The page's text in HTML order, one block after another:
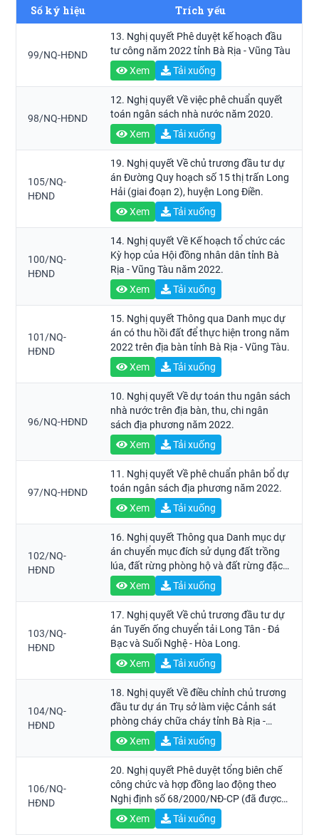
Số ký hiệu Trích yếu
99/NQ-HĐND
13. Nghị quyết Phê duyệt kế hoạch đầu
tư công năm 2022 tỉnh Bà Rịa - Vũng Tàu
Xem
Tải xuống
98/NQ-HĐND
12. Nghị quyết Về việc phê chuẩn quyết
toán ngân sách nhà nước năm 2020.
Xem
Tải xuống
105/NQ-
HĐND
19. Nghị quyết Về chủ trương đầu tư dự
án Đường Quy hoạch số 15 thị trấn Long
Hải (giai đoạn 2), huyện Long Điền.
Xem
Tải xuống
100/NQ-
HĐND
14. Nghị quyết Về Kế hoạch tổ chức các
Kỳ họp của Hội đồng nhân dân tỉnh Bà
Rịa - Vũng Tàu năm 2022.
Xem
Tải xuống
101/NQ-
HĐND
15. Nghị quyết Thông qua Danh mục dự
án có thu hồi đất để thực hiện trong năm
2022 trên địa bàn tỉnh Bà Rịa - Vũng Tàu.
Xem
Tải xuống
96/NQ-HĐND
10. Nghị quyết Về dự toán thu ngân sách
nhà nước trên địa bàn, thu, chi ngân
sách địa phương năm 2022.
Xem
Tải xuống
97/NQ-HĐND
11. Nghị quyết Về phê chuẩn phân bổ dự
toán ngân sách địa phương năm 2022.
Xem
Tải xuống
102/NQ-
HĐND
16. Nghị quyết Thông qua Danh mục dự
án chuyển mục đích sử dụng đất trồng
lúa, đất rừng phòng hộ và đất rừng đặc
dụng để thực hiện năm 2022 trên địa
bàn tỉnh Bà Rịa - Vũng Tàu.
Xem Tải xuống
103/NQ-
HĐND
17. Nghị quyết Về chủ trương đầu tư dự
án Tuyến ống chuyển tải Long Tân - Đá
Bạc và Suối Nghệ - Hòa Long.
Xem
Tải xuống
104/NQ-
HĐND
18. Nghị quyết Về điều chỉnh chủ trương
đầu tư dự án Trụ sở làm việc Cảnh sát
phòng cháy chữa cháy tỉnh Bà Rịa -
Vũng Tàu.
Xem Tải xuống
106/NQ-
HĐND
20. Nghị quyết Phê duyệt tổng biên chế
công chức và hợp đồng lao động theo
Nghị định số 68/2000/NĐ-CP (đã được
sửa đổi, bổ sung tại Nghị định số
161/2018/NĐ-CP) trong các cơ quan
Xem Tải xuống